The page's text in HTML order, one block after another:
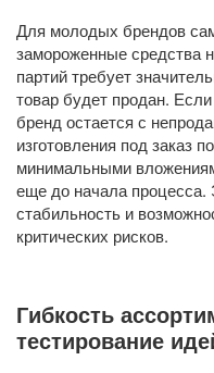
Для молодых брендов
замороженные средства
партий требует
товар будет продан.
бренд остается с
изготовления под заказ
минимальными
еще до начала
стабильность и
критических рисков.
Гибкость
тестирование